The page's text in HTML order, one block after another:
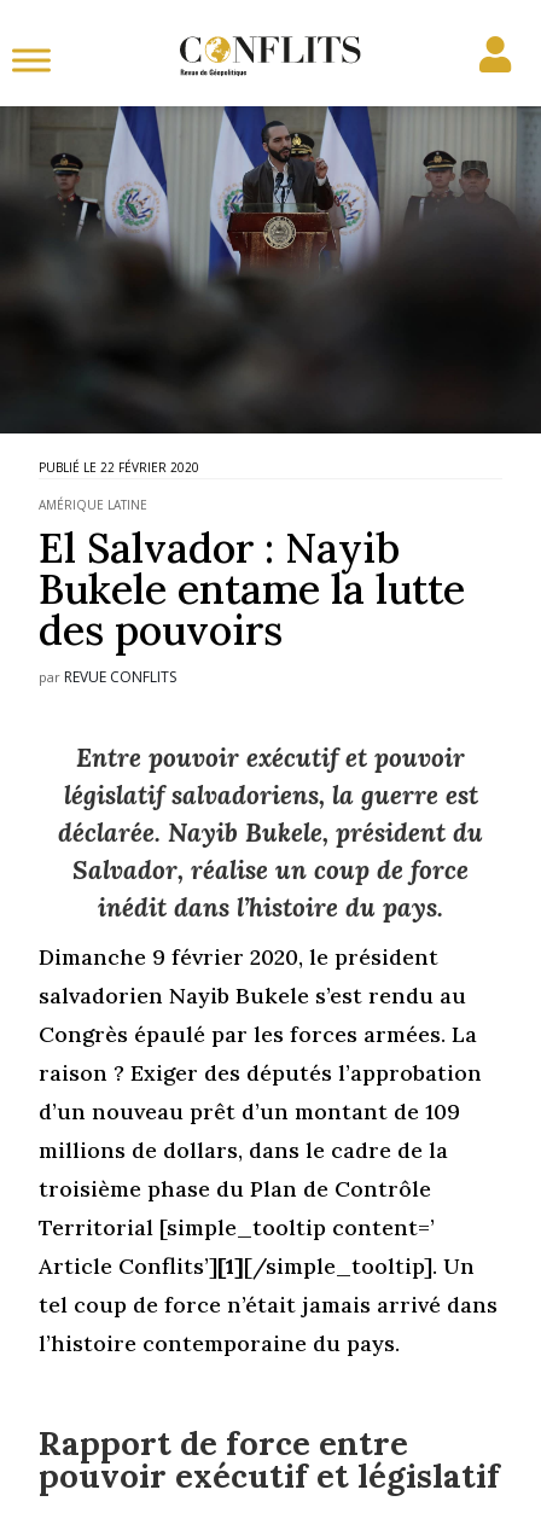
22 FÉVRIER 2020
AMÉRIQUE LATINE
El Salvador : Nayib
Bukele entame la lutte
des pouvoirs
par REVUE CONFLITS
Entre pouvoir exécutif et pouvoir
législatif salvadoriens, la guerre est
déclarée. Nayib Bukele, président du
Salvador, réalise un coup de force
inédit dans l’histoire du pays.
Dimanche 9 février 2020, le président
salvadorien Nayib Bukele s’est rendu au
Congrès épaulé par les forces armées. La
raison ? Exiger des députés l’approbation
d’un nouveau prêt d’un montant de 109
millions de dollars, dans le cadre de la
troisième phase du Plan de Contrôle
Territorial [simple_tooltip content=’
Article Conflits’][1][/simple_tooltip]. Un
tel coup de force n’était jamais arrivé dans
l’histoire contemporaine du pays.
Rapport de force entre
pouvoir exécutif et législatif